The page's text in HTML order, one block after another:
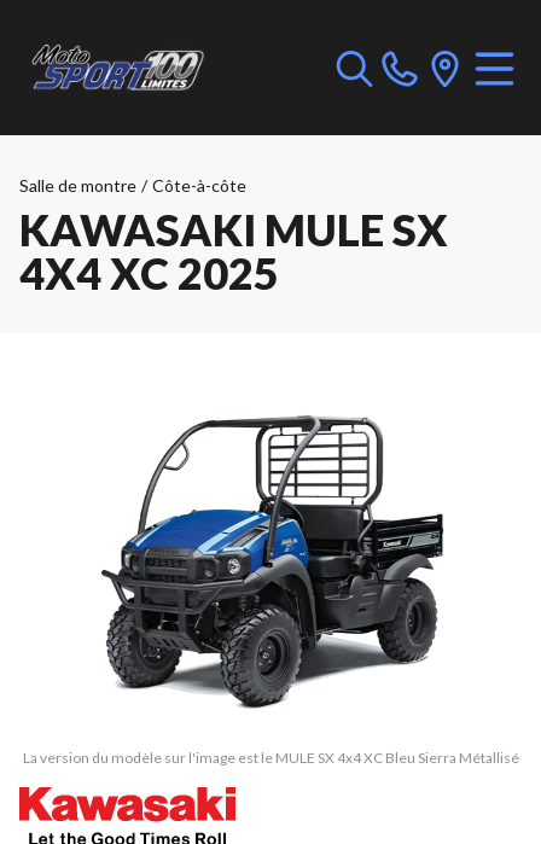
Salle de montre / Côte-à-côte
KAWASAKI MULE SX
4X4 XC 2025
La version du modèle sur l'image est le MULE SX 4x4 XC Bleu Sierra Métallisé